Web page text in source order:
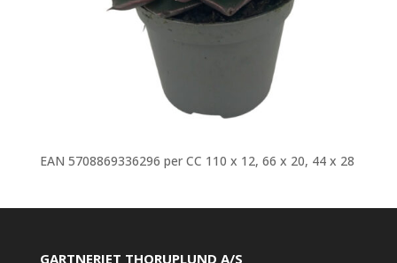
EAN 5708869336296 per CC 110 x 12, 66 x 20, 44 x 28
GARTNERIET THORUPLUND A/S